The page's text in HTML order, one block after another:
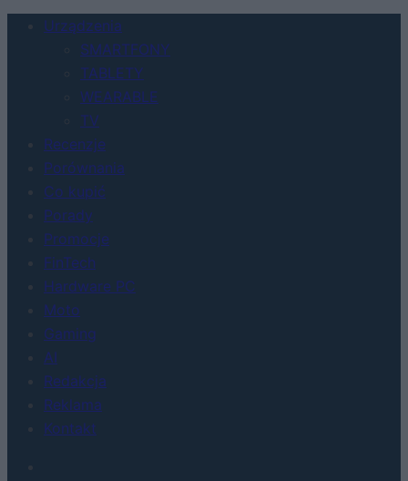
Urządzenia
SMARTFONY
TABLETY
WEARABLE
TV
Recenzje
Porównania
Co kupić
Porady
Promocje
FinTech
Hardware PC
Moto
Gaming
AI
Redakcja
Reklama
Kontakt